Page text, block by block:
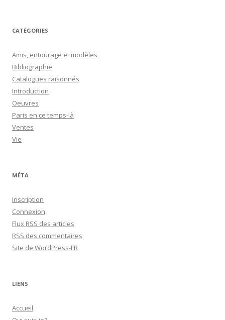
CATÉGORIES
Amis, entourage et modèles
Bibliographie
Catalogues raisonnés
Introduction
Oeuvres
Paris en ce temps-là
Ventes
Vie
MÉTA
Inscription
Connexion
Flux RSS des articles
RSS des commentaires
Site de WordPress-FR
LIENS
Accueil